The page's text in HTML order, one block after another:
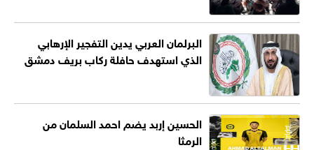
البرلمان العربي يدين التفجير الإرهابي
الذي استهدف حافلة ركاب بريف دمشق
الحسين إربد يضم احمد السلمان من
الرمثا